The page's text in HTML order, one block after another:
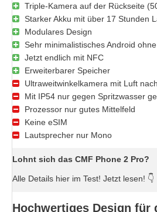
Triple-Kamera auf der Rückseite
Starker Akku mit über 17 Stunden
Modulares Design
Sehr minimalistisches Android
Jetzt endlich mit NFC
Erweiterbarer Speicher
Ultraweitwinkelkamera mit Luft
Mit IP54 nur gegen Spritzwasser
Prozessor nur gutes Mittelfeld
Keine eSIM
Lautsprecher nur Mono
Lohnt sich das CMF Phone 2 Pro?
Alle Details hier im Test! Jetzt lesen! 👇
Hochwertiges Design für